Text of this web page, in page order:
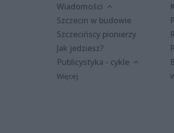
Wiadomości
Szczecin w budowie
Szczecińscy pionierzy
Jak jedziesz?
Publicystyka - cykle
Więcej